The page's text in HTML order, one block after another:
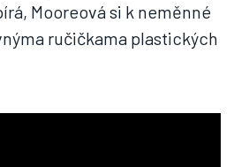
Mooreová si k neměnné
ručičkama plastických